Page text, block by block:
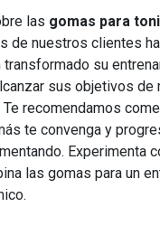
las gomas para
de nuestros clientes
su
sus objetivos de
recomendamos
te convenga y
Experimenta
las gomas para un